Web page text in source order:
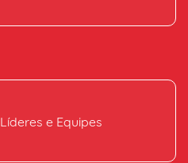
e Equipes